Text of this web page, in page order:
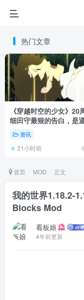
热门文章
《穿越时空的少女》20
细田守最狠的告白，是
认有些夏天回不去了！
资讯
21小时前
首页 MOD 正文
我的世界1.18.2-
Blocks Mod
看板娘
4年前更新